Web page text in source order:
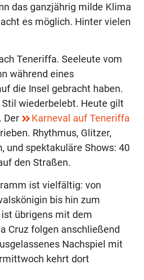
das ganzjährig milde Klima
es möglich. Hinter vielen
Teneriffa. Seeleute vom
während eines
die Insel gebracht haben.
wiederbelebt. Heute gilt
Der
Karneval auf Teneriffa
Rhythmus, Glitzer,
und spektakuläre Shows: 40
den Straßen.
ist vielfältig: von
bis hin zum
übrigens mit dem
Cruz folgen anschließend
Nachspiel mit
kehrt dort